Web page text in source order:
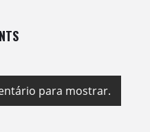
para mostrar.